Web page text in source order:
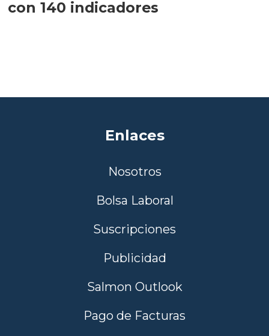
con 140 indicadores
Enlaces
Nosotros
Bolsa Laboral
Suscripciones
Publicidad
Salmon Outlook
Pago de Facturas